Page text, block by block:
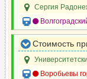
Сергия
Стоимость
Воробьевы